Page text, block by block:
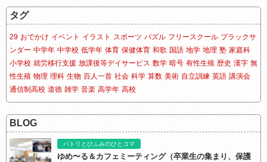
タグ
29 おでかけ イベント イラスト スポーツ パズル フリースクール ブラックサ
ンダー 中学年 中学校 低学年 体育 保健体育 和歌 国語 地学 地理 塾 家庭科
小学校 就労移行支援 放課後等デイサービス 数学 暗号 有性生殖 歴史 漢字 無
性生殖 物理 理科 生物 百人一首 社会 科学 算数 美術 自立訓練 英語 講演会
通信制高校 道徳 雑学 音楽 高学年 高校
BLOG
パトリとひふみのひとコマ
ゆめ〜る＆カフェミーティング（卒業生の集まり、保護